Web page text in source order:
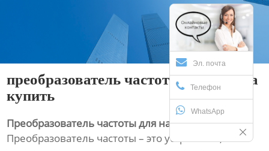
Эл. почта
Телефон
WhatsApp
преобразователь частоты для насоса
купить
Преобразователь частоты для насоса купить
Преобразователь частоты – это устройство,